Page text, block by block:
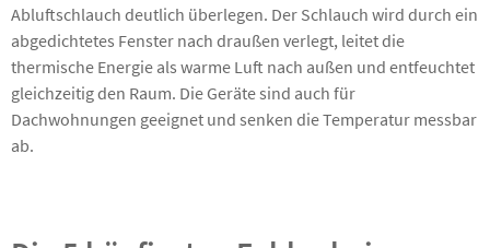
Abluftschlauch deutlich überlegen. Der Schlauch wird durch ein
abgedichtetes Fenster nach draußen verlegt, leitet die
thermische Energie als warme Luft nach außen und entfeuchtet
gleichzeitig den Raum. Die Geräte sind auch für
Dachwohnungen geeignet und senken die Temperatur messbar
ab.